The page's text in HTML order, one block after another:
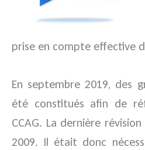
prise en compte effective
En septembre 2019, des
été constitués afin de
CCAG. La dernière
2009. Il était donc